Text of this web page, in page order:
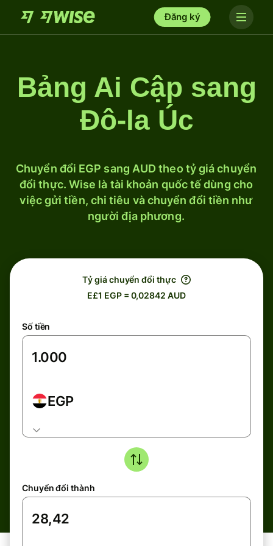
Đăng ký
Bảng Ai Cập sang
Đô-la Úc
Chuyển đổi EGP sang AUD theo tỷ giá chuyển
đổi thực. Wise là tài khoản quốc tế dùng cho
việc gửi tiền, chi tiêu và chuyển đổi tiền như
người địa phương.
Tỷ giá chuyển đổi thực
E£1 EGP = 0,02842 AUD
Số tiền
EGP
Chuyển đổi thành